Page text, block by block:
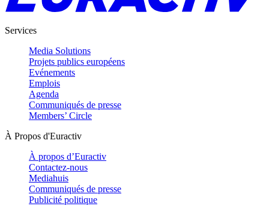
Services
Media Solutions
Projets publics européens
Evénements
Emplois
Agenda
Communiqués de presse
Members’ Circle
À Propos d'Euractiv
À propos d’Euractiv
Contactez-nous
Mediahuis
Communiqués de presse
Publicité politique